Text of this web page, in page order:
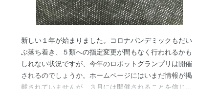
新しい１年が始まりました。コロナパンデミックもだい
ぶ落ち着き、５類への指定変更が間もなく行われるかも
しれない状況ですが、今年のロボットグランプリは開催
されるのでしょうか。ホームページにはいまだ情報が掲
載されていませんが、３月には開催されることを信じて